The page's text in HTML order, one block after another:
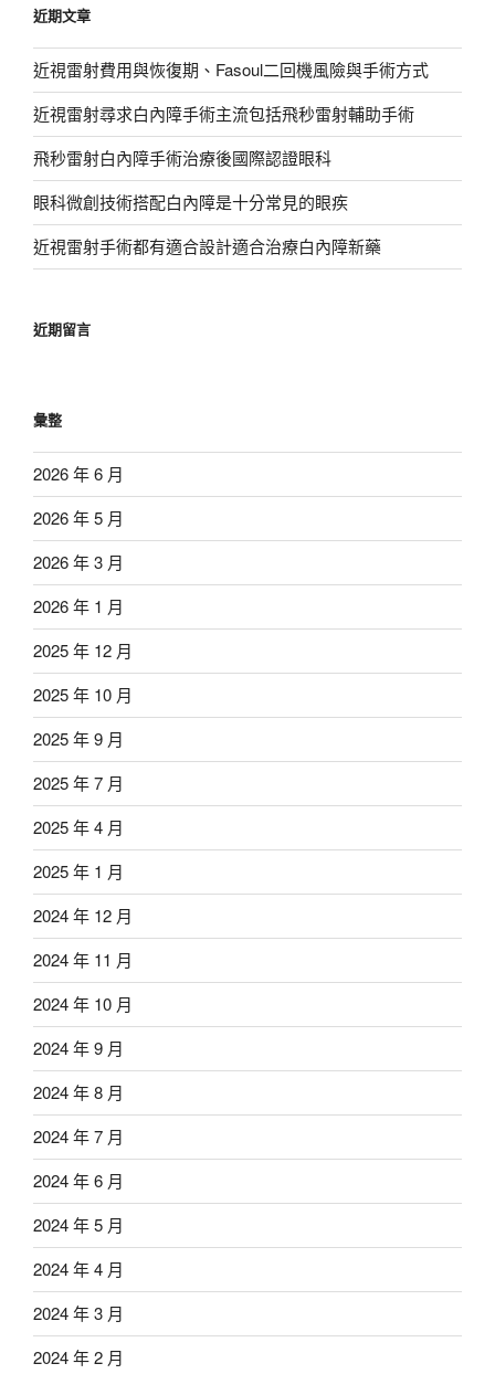
字:
近期文章
近視雷射費用與恢復期、Fasoul二回機風險與手術方式
近視雷射尋求白內障手術主流包括飛秒雷射輔助手術
飛秒雷射白內障手術治療後國際認證眼科
眼科微創技術搭配白內障是十分常見的眼疾
近視雷射手術都有適合設計適合治療白內障新藥
近期留言
彙整
2026 年 6 月
2026 年 5 月
2026 年 3 月
2026 年 1 月
2025 年 12 月
2025 年 10 月
2025 年 9 月
2025 年 7 月
2025 年 4 月
2025 年 1 月
2024 年 12 月
2024 年 11 月
2024 年 10 月
2024 年 9 月
2024 年 8 月
2024 年 7 月
2024 年 6 月
2024 年 5 月
2024 年 4 月
2024 年 3 月
2024 年 2 月